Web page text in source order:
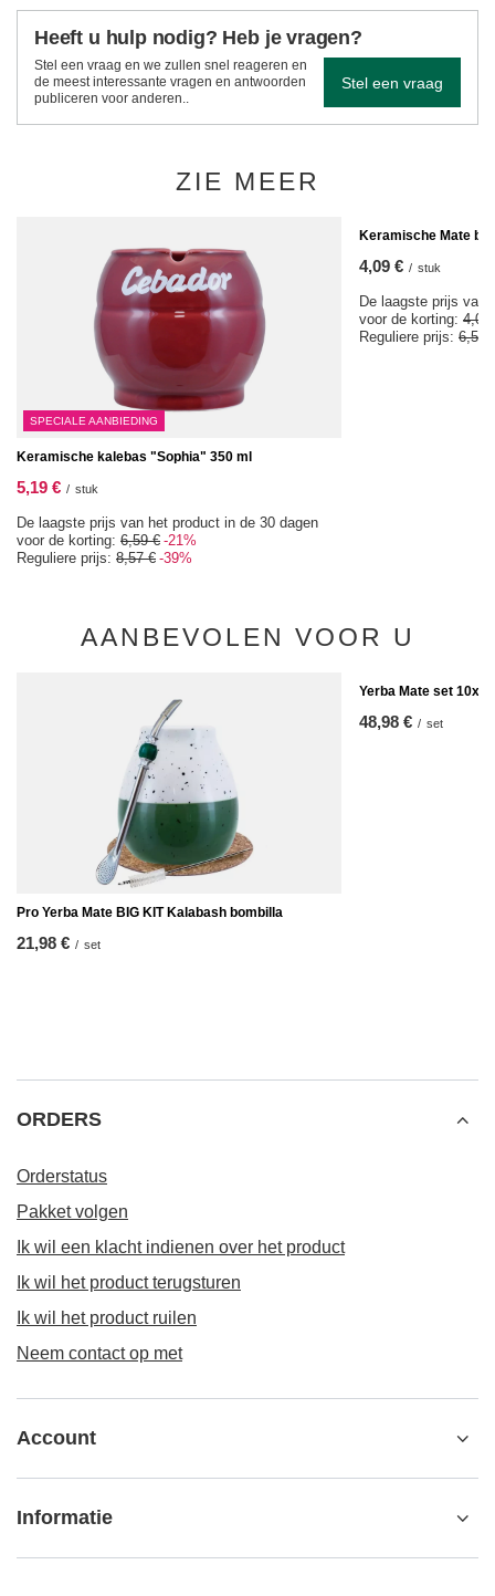
Heeft u hulp nodig? Heb je vragen?
Stel een vraag en we zullen snel reageren en
de meest interessante vragen en antwoorden
publiceren voor anderen..
Stel een vraag
ZIE MEER
SPECIALE AANBIEDING
Keramische kalebas "Sophia" 350 ml
5,19 € / stuk
De laagste prijs van het product in de 30 dagen
voor de korting: 6,59 € -21%
Reguliere prijs: 8,57 € -39%
Keramische Mate
4,09 € / stuk
De laagste prijs van
voor de korting: 4,09
Reguliere prijs: 6,57
AANBEVOLEN VOOR U
Pro Yerba Mate BIG KIT Kalabash bombilla
21,98 € / set
Yerba Mate set
48,98 € / set
ORDERS
Orderstatus
Pakket volgen
Ik wil een klacht indienen over het product
Ik wil het product terugsturen
Ik wil het product ruilen
Neem contact op met
Account
Informatie